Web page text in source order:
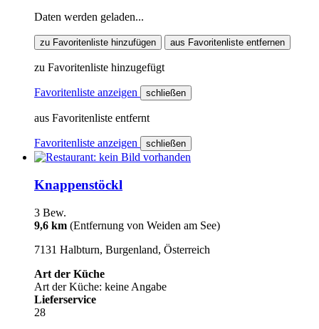
Daten werden geladen...
zu Favoritenliste hinzufügen aus Favoritenliste entfernen
zu Favoritenliste hinzugefügt
Favoritenliste anzeigen schließen
aus Favoritenliste entfernt
Favoritenliste anzeigen schließen
Knappenstöckl
3 Bew.
9,6 km (Entfernung von Weiden am See)
7131 Halbturn, Burgenland, Österreich
Art der Küche
Art der Küche: keine Angabe
Lieferservice
28